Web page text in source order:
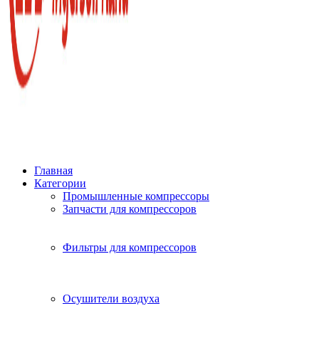
Главная
Категории
Промышленные компрессоры
Запчасти для компрессоров
Фильтры для компрессоров
Осушители воздуха